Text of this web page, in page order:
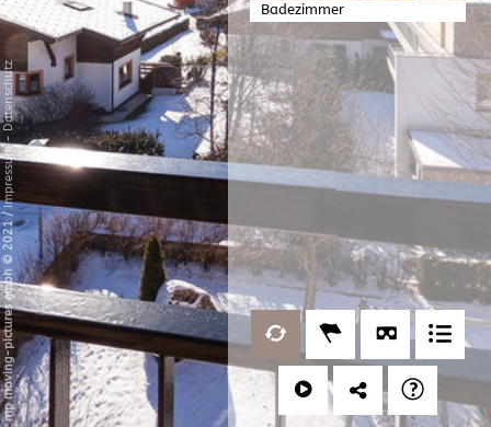
Badezimmer
mp moving-pictures gmbh © 2021
/
Impressum
-
Datenschutz